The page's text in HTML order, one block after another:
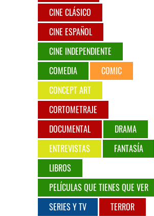
CINE CLÁSICO
CINE ESPAÑOL
CINE INDEPENDIENTE
COMEDIA
COMIC
CONCEPT ART
CORTOMETRAJE
DOCUMENTAL
DRAMA
ENTREVISTAS
FANTASÍA
LIBROS
PELÍCULAS QUE TIENES QUE VER
SERIES Y TV
TERROR